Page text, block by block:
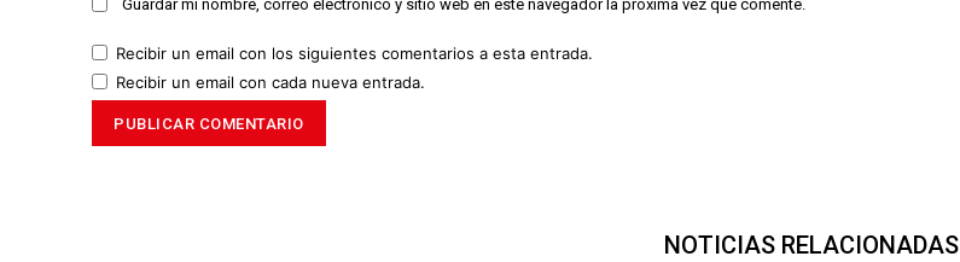
Guardar mi nombre, correo electrónico y sitio web en este navegador la próxima vez que comente.
Recibir un email con los siguientes comentarios a esta entrada.
Recibir un email con cada nueva entrada.
NOTICIAS RELACIONADAS